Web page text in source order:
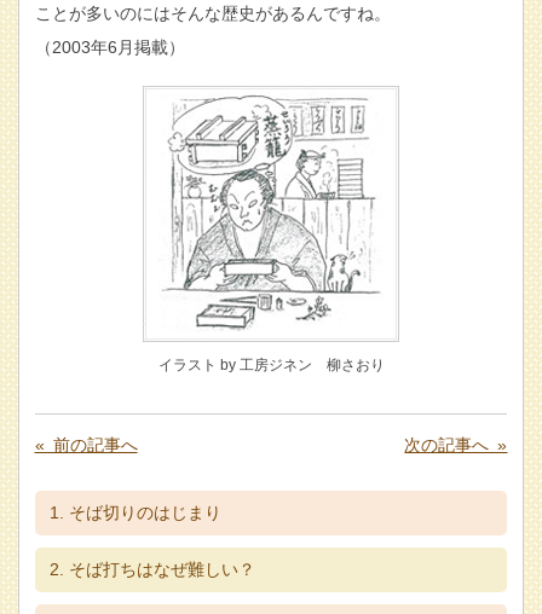
ことが多いのにはそんな歴史があるんですね。
（2003年6月掲載）
イラスト by 工房ジネン 柳さおり
« 前の記事へ 次の記事へ »
そば切りのはじまり
そば打ちはなぜ難しい？